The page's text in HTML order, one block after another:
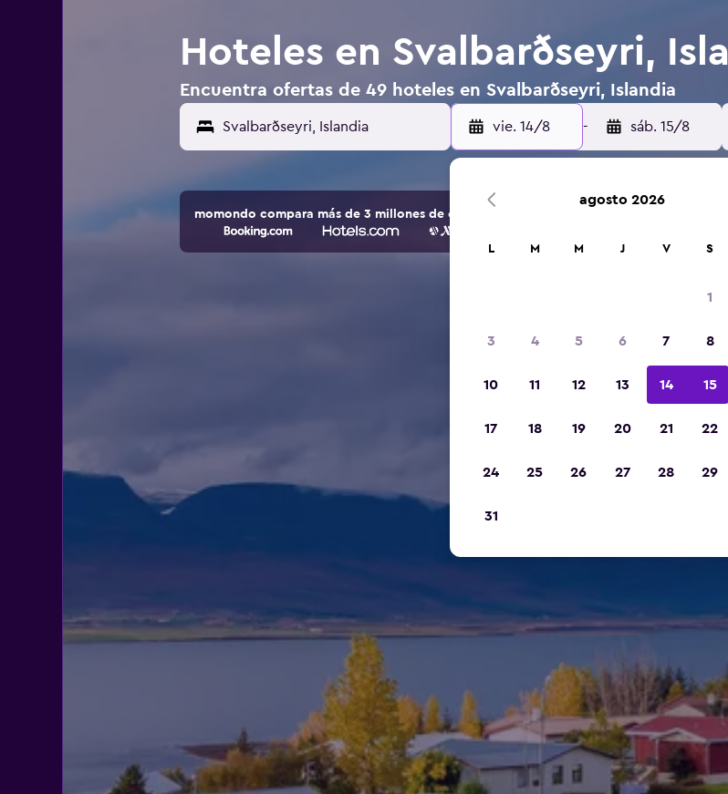
Hoteles en Svalbarðseyri,
Encuentra ofertas de 49 hoteles en Svalbarðseyri, Islandia
vie. 14/8 - sáb. 15/8
momondo compara más de 3 millones de opciones de hoteles y alojamientos.
agosto 2026
L M M J V S
1
3 4 5 6 7 8
10 11 12 13 14 15
17 18 19 20 21 22
24 25 26 27 28 29
31